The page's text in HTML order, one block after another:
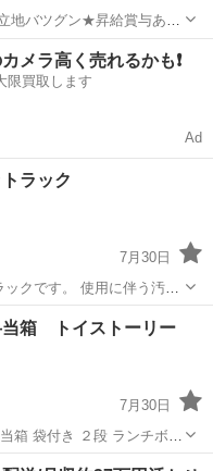
バツグン★昇給賞与あり
どありません。 各ポジショ
メラ高く売れるかも❗️
限買取します
Ad
ラック
7月30日
用に伴う汚れ
。(ご購入前にご自身でご確
品
箱 トイストーリー
7月30日
箱 袋付き ２段 ランチボッ
トイストーリー